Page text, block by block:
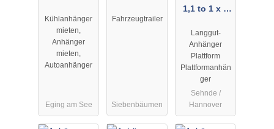
Kühlanhänger
mieten,
Anhänger
mieten,
Autoanhänger
Eging am See
Fahrzeugtrailer
Siebenbäumen
1,1 to 1 x 4
Langgut-
Anhänger
Plattform
Plattformanhän
ger
Sehnde /
Hannover